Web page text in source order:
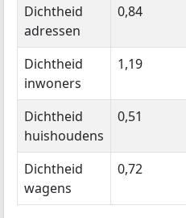
Dichtheid
adressen
0,84
Dichtheid
inwoners
1,19
Dichtheid
huishoudens
0,51
Dichtheid
wagens
0,72